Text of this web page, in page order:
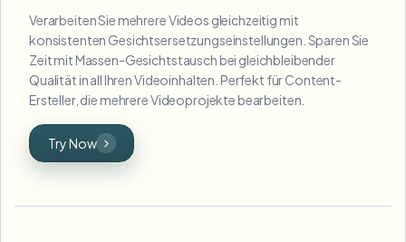
Verarbeiten Sie mehrere Videos gleichzeitig mit
konsistenten Gesichtsersetzungseinstellungen. Sparen Sie
Zeit mit Massen-Gesichtstausch bei gleichbleibender
Qualität in all Ihren Videoinhalten. Perfekt für Content-
Ersteller, die mehrere Videoprojekte bearbeiten.
Try Now